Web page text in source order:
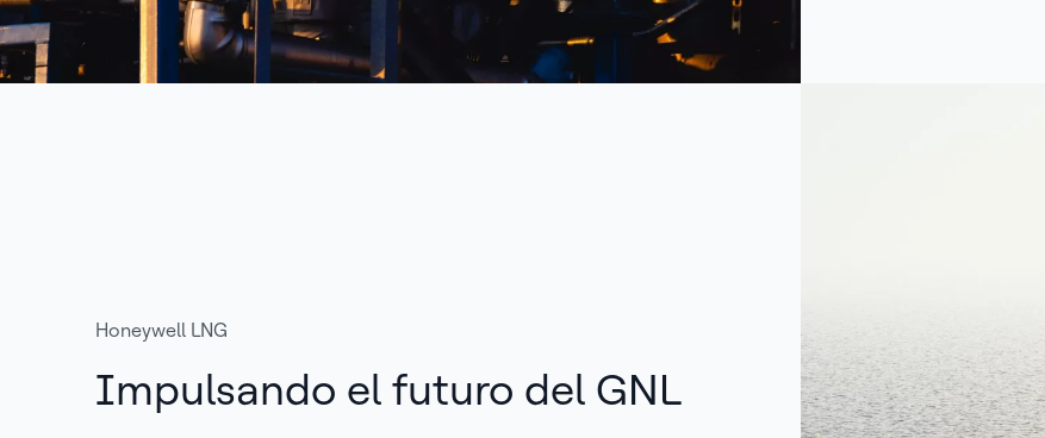
Honeywell LNG
Impulsando el futuro del GNL